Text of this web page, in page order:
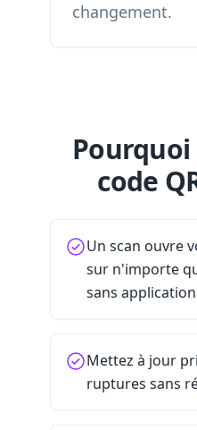
changement.
code
Un scan ouvre
sur n'importe
sans application
Mettez à jour
ruptures sans